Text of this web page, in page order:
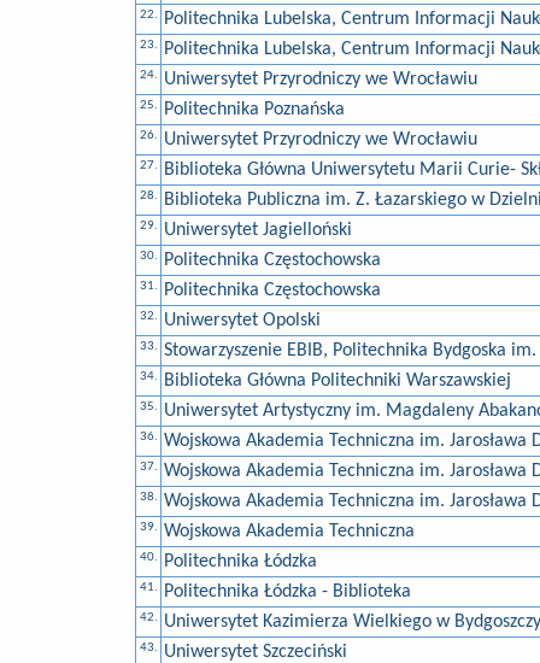
22. Politechnika Lubelska, Centrum Informacji
23. Politechnika Lubelska, Centrum Informacji
24. Uniwersytet Przyrodniczy we Wrocławiu
25. Politechnika Poznańska
26. Uniwersytet Przyrodniczy we Wrocławiu
27. Biblioteka Główna Uniwersytetu Marii Curie-
28. Biblioteka Publiczna im. Z. Łazarskiego w
29. Uniwersytet Jagielloński
30. Politechnika Częstochowska
31. Politechnika Częstochowska
32. Uniwersytet Opolski
33. Stowarzyszenie EBIB, Politechnika Bydgoska im.
34. Biblioteka Główna Politechniki Warszawskiej
35. Uniwersytet Artystyczny im. Magdaleny
36. Wojskowa Akademia Techniczna im. Jarosława
37. Wojskowa Akademia Techniczna im. Jarosława
38. Wojskowa Akademia Techniczna im. Jarosława
39. Wojskowa Akademia Techniczna
40. Politechnika Łódzka
41. Politechnika Łódzka - Biblioteka
42. Uniwersytet Kazimierza Wielkiego w Bydgoszczy
43. Uniwersytet Szczeciński